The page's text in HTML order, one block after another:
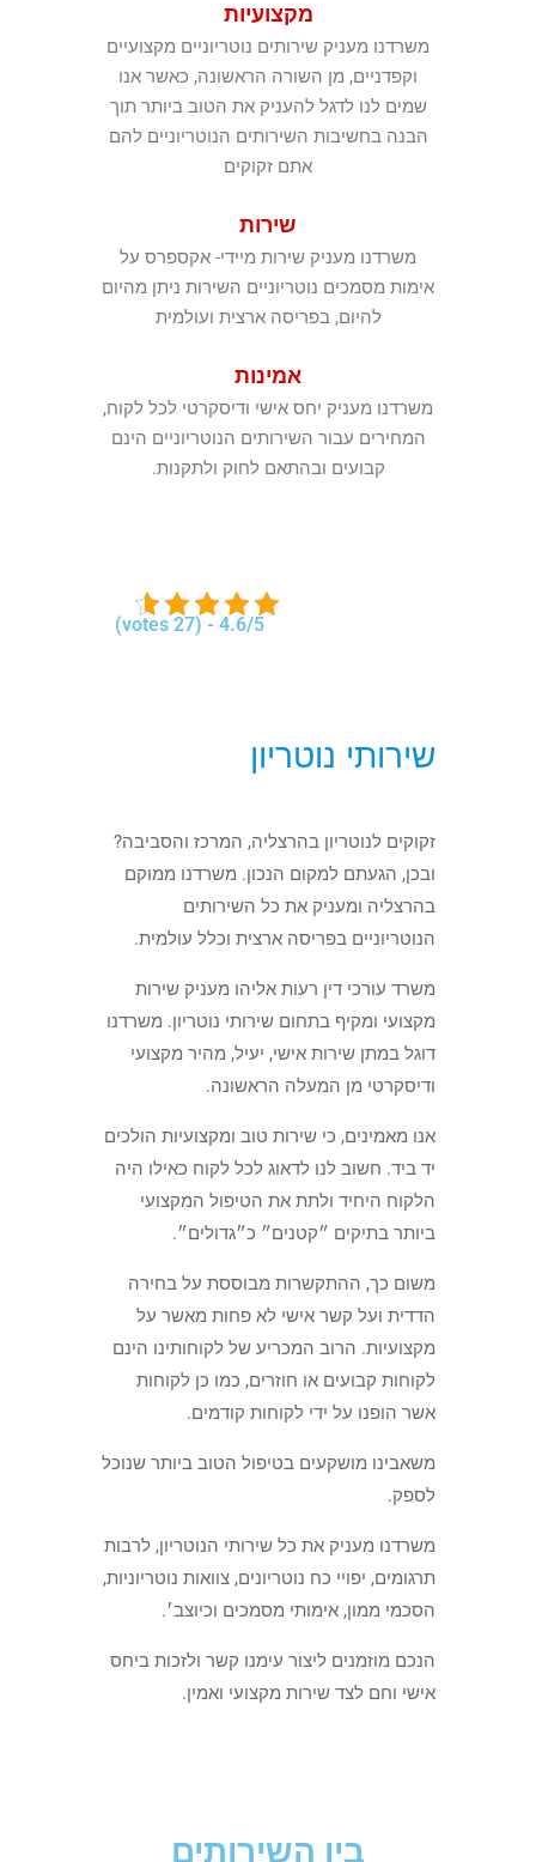
מקצועיות
משרדנו מעניק שירותים נוטריוניים מקצועיים
וקפדניים, מן השורה הראשונה, כאשר אנו
שמים לנו לדגל להעניק את הטוב ביותר תוך
הבנה בחשיבות השירותים הנוטריוניים להם
אתם זקוקים
שירות
משרדנו מעניק שירות מיידי- אקספרס על
אימות מסמכים נוטריוניים השירות ניתן מהיום
להיום, בפריסה ארצית ועולמית
אמינות
משרדנו מעניק יחס אישי ודיסקרטי לכל לקוח,
המחירים עבור השירותים הנוטריוניים הינם
קבועים ובהתאם לחוק ולתקנות.
4.6/5 - (27 votes)
שירותי נוטריון
זקוקים לנוטריון בהרצליה, המרכז והסביבה?
ובכן, הגעתם למקום הנכון. משרדנו ממוקם
בהרצליה ומעניק את כל השירותים
הנוטריוניים בפריסה ארצית וכלל עולמית.
משרד עורכי דין רעות אליהו מעניק שירות
מקצועי ומקיף בתחום שירותי נוטריון. משרדנו
דוגל במתן שירות אישי, יעיל, מהיר מקצועי
ודיסקרטי מן המעלה הראשונה.
אנו מאמינים, כי שירות טוב ומקצועיות הולכים
יד ביד. חשוב לנו לדאוג לכל לקוח כאילו היה
הלקוח היחיד ולתת את הטיפול המקצועי
ביותר בתיקים ״קטנים״ כ״גדולים״.
משום כך, ההתקשרות מבוססת על בחירה
הדדית ועל קשר אישי לא פחות מאשר על
מקצועיות. הרוב המכריע של לקוחותינו הינם
לקוחות קבועים או חוזרים, כמו כן לקוחות
אשר הופנו על ידי לקוחות קודמים.
משאבינו מושקעים בטיפול הטוב ביותר שנוכל
לספק.
משרדנו מעניק את כל שירותי הנוטריון, לרבות
תרגומים, יפויי כח נוטריונים, צוואות נוטריוניות,
הסכמי ממון, אימותי מסמכים וכיוצב׳.
הנכם מוזמנים ליצור עימנו קשר ולזכות ביחס
אישי וחם לצד שירות מקצועי ואמין.
בין השירותים